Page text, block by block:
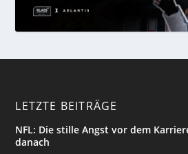
LETZTE BEITRÄGE
NFL: Die stille Angst vor dem
danach